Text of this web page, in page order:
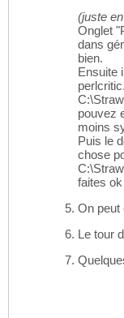
(juste
Onglet
dans
bien.
Ensuite
pouvez
moins
Puis le
chose
faites
On peut
Le tour